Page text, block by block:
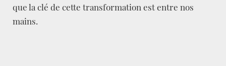
que la clé de cette transformation est entre nos
mains.